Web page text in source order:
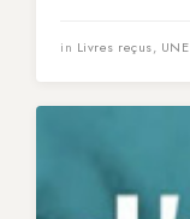
in Livres reçus, UNE